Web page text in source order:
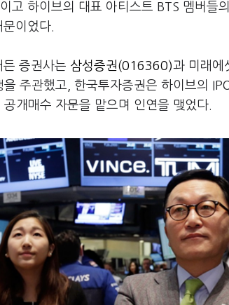
고 하이브의 대표 아티스트 BTS 멤버들
이었다.
증권사는 삼성증권(016360)과 미래에
주관했고, 한국투자증권은 하이브의
개매수 자문을 맡으며 인연을 맺었다.